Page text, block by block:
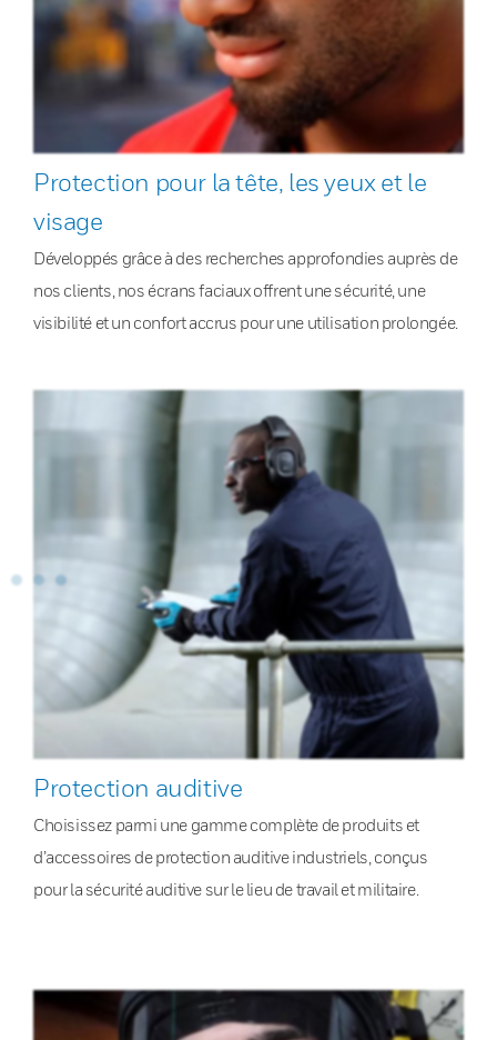
Protection pour la tête, les yeux et le
visage
Développés grâce à des recherches approfondies auprès de
nos clients, nos écrans faciaux offrent une sécurité, une
visibilité et un confort accrus pour une utilisation prolongée.
Protection auditive
Choisissez parmi une gamme complète de produits et
d’accessoires de protection auditive industriels, conçus
pour la sécurité auditive sur le lieu de travail et militaire.